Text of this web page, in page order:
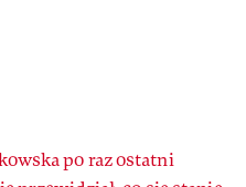
po raz ostatni